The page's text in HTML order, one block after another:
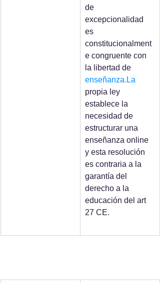
de
excepcionalidad
es
constitucionalment
e congruente con
la libertad de
enseñanza.La
propia ley
establece la
necesidad de
estructurar una
enseñanza online
y esta resolución
es contraria a la
garantía del
derecho a la
educación del art
27 CE.